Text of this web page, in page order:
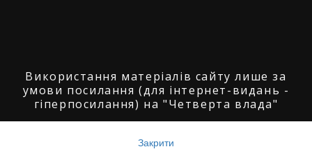
Використання матеріалів сайту лише за
умови посилання (для інтернет-видань -
гіперпосилання) на "Четверта влада"
"Четверта влада": 2008-2026.
Закрити